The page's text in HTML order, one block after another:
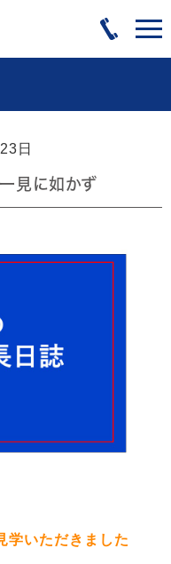
日
見に如かず
学いただきました